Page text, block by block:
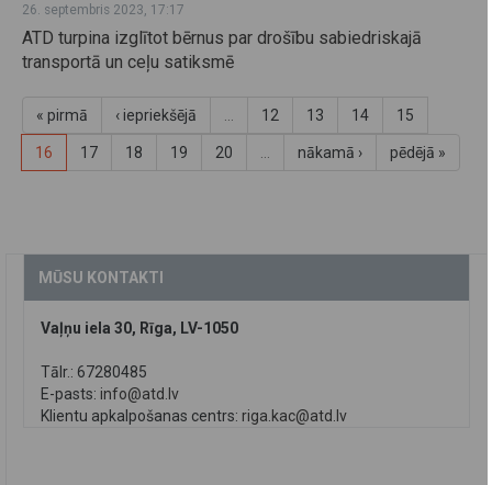
26. septembris 2023, 17:17
ATD turpina izglītot bērnus par drošību sabiedriskajā
transportā un ceļu satiksmē
« pirmā ‹ iepriekšējā 12 13 14 15
16 17 18 19 20 nākamā › pēdējā »
MŪSU KONTAKTI
Vaļņu iela 30, Rīga, LV-1050
Tālr.: 67280485
E-pasts: info@atd.lv
Klientu apkalpošanas centrs: riga.kac@atd.lv